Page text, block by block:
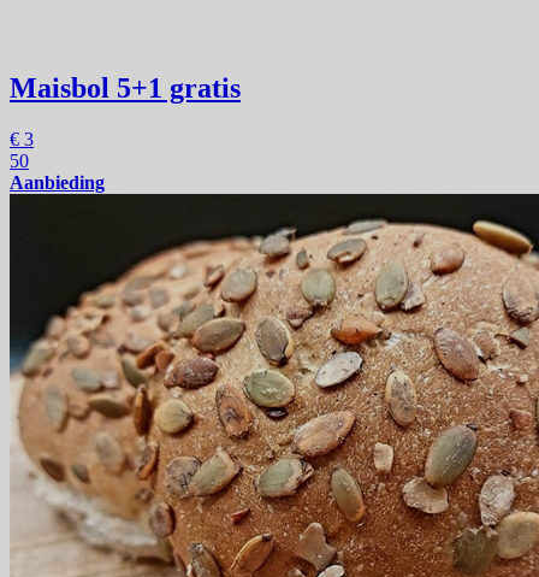
Maisbol 5+1 gratis
€ 3
50
Aanbieding